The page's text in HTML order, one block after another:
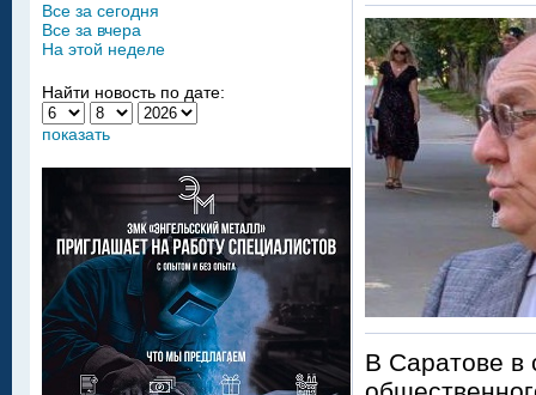
В Саратове в
Все за сегодня
Все за вчера
На этой неделе
Найти новость по дате:
показать